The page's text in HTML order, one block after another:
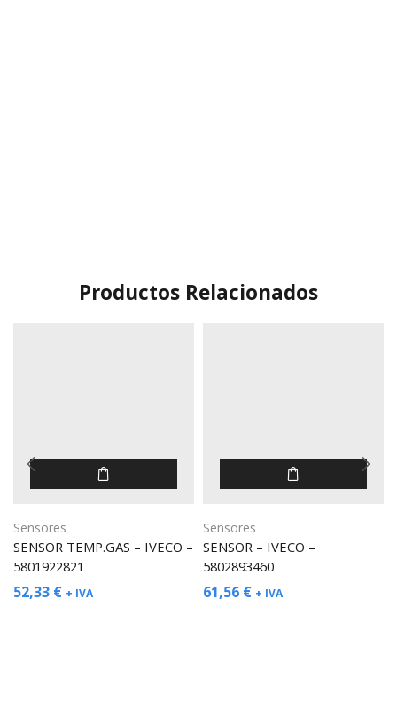
Productos Relacionados
Sensores
SENSOR TEMP.GAS – IVECO –
5801922821
52,33 € + IVA
Sensores
SENSOR – IVECO –
5802893460
61,56 € + IVA